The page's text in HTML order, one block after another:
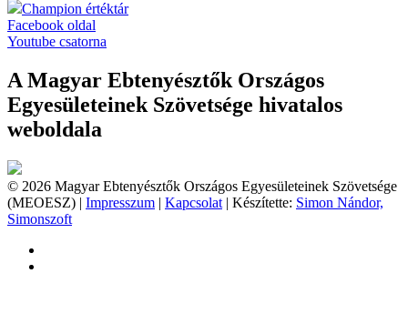
Champion értéktár
Facebook oldal
Youtube csatorna
A Magyar Ebtenyésztők Országos
Egyesületeinek Szövetsége hivatalos
weboldala
© 2026 Magyar Ebtenyésztők Országos Egyesületeinek Szövetsége
(MEOESZ) | Impresszum | Kapcsolat | Készítette: Simon Nándor,
Simonszoft